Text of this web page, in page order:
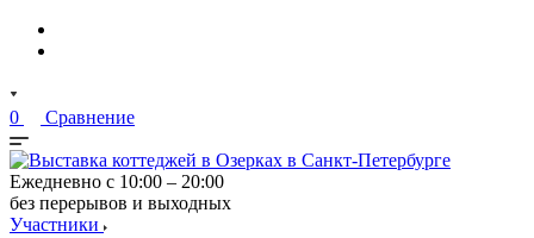
0 Сравнение
Ежедневно с 10:00 – 20:00
без перерывов и выходных
Участники